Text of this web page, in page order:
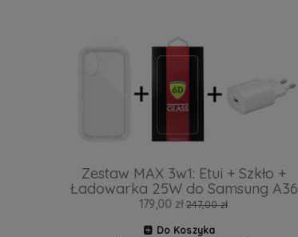
Zestaw MAX 3w1: Etui + Szkło +
Ładowarka 25W do Samsung A36
179,00 zł 247,00 zł
Do Koszyka